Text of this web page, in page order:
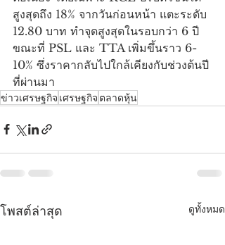
สูงสุดถึง 18% จากวันก่อนหน้า แตะระดับ
12.80 บาท ทำจุดสูงสุดในรอบกว่า 6 ปี
ขณะที่ PSL และ TTA เพิ่มขึ้นราว 6-
10% ซึ่งราคากลับไปใกล้เคียงกับช่วงต้นปี
ที่ผ่านมา
ข่าวเศรษฐกิจ เศรษฐกิจ ตลาดหุ้น
โพสต์ล่าสุด ดูทั้งหมด